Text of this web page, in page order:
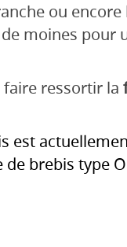
ou
moines pour
ressortir la
est
brebis type